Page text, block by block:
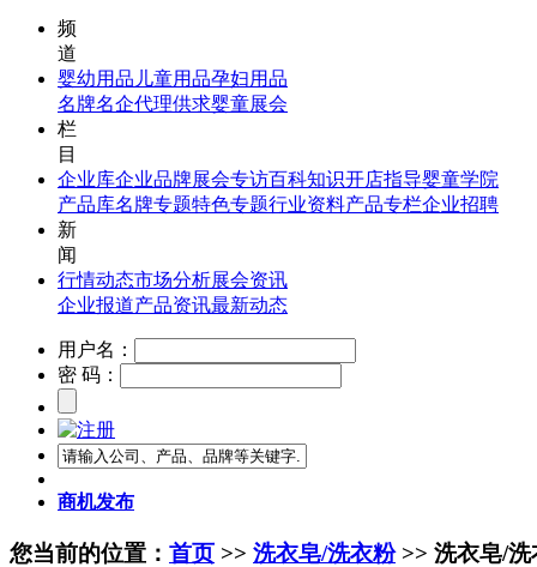
频
道
婴幼用品 儿童用品孕妇用品
名牌名企代理供求婴童展会
栏
目
企业库企业品牌展会专访百科知识开店指导婴童学院
产品库名牌专题特色专题行业资料产品专栏企业招聘
新
闻
行情动态市场分析展会资讯
企业报道产品资讯最新动态
用户名：
密 码：
商机发布
您当前的位置： 首页 >> 洗衣皂/洗衣粉>> 洗衣皂/洗